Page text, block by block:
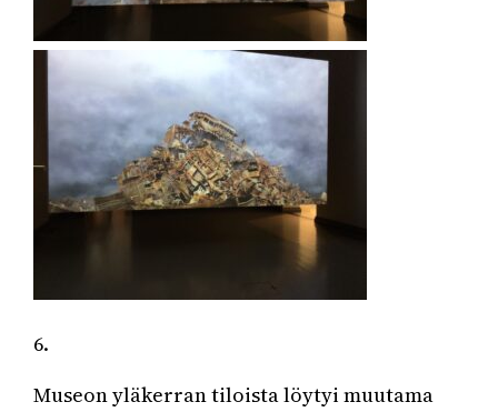
6.
Museon yläkerran tiloista löytyi muutama